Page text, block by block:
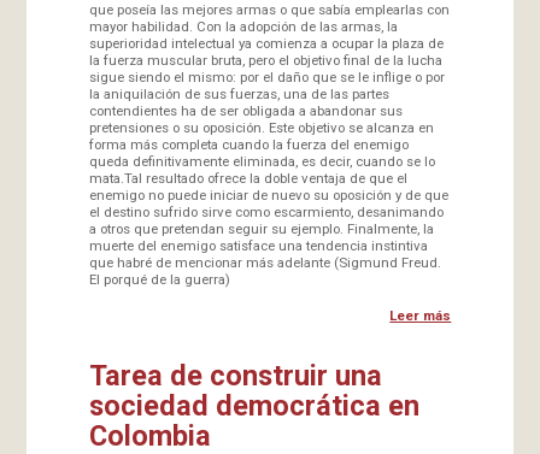
que poseía las mejores armas o que sabía emplearlas con
mayor habilidad. Con la adopción de las armas, la
superioridad intelectual ya comienza a ocupar la plaza de
la fuerza muscular bruta, pero el objetivo final de la lucha
sigue siendo el mismo: por el daño que se le inflige o por
la aniquilación de sus fuerzas, una de las partes
contendientes ha de ser obligada a abandonar sus
pretensiones o su oposición. Este objetivo se alcanza en
forma más completa cuando la fuerza del enemigo
queda definitivamente eliminada, es decir, cuando se lo
mata.Tal resultado ofrece la doble ventaja de que el
enemigo no puede iniciar de nuevo su oposición y de que
el destino sufrido sirve como escarmiento, desanimando
a otros que pretendan seguir su ejemplo. Finalmente, la
muerte del enemigo satisface una tendencia instintiva
que habré de mencionar más adelante (Sigmund Freud.
El porqué de la guerra)
Leer más
Tarea de construir una
sociedad democrática en
Colombia